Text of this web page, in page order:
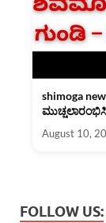
shimoga
August 10,
FOLLOW US: